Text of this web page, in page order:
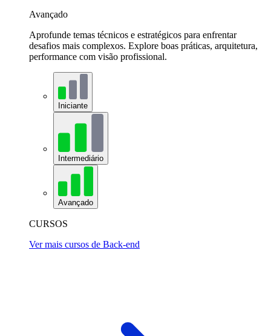
Avançado
Aprofunde temas técnicos e estratégicos para enfrentar
desafios mais complexos. Explore boas práticas, arquitetura,
performance com visão profissional.
Iniciante
Intermediário
Avançado
CURSOS
Ver mais cursos de Back-end